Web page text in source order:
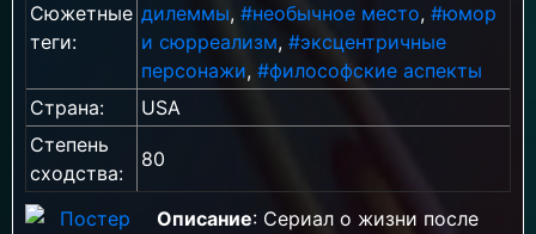
Сюжетные
теги:
дилеммы, #необычное место, #юмор
и сюрреализм, #эксцентричные
персонажи, #философские аспекты
Страна:
USA
Степень
сходства:
80
Описание: Сериал о жизни после